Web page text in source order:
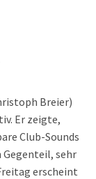
Breier)
Er zeigte,
Club-Sounds
Gegenteil, sehr
erscheint